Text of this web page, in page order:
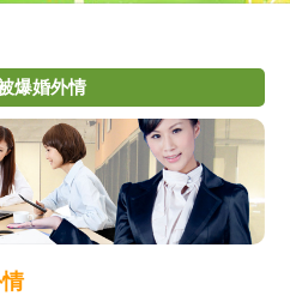
爆婚外情